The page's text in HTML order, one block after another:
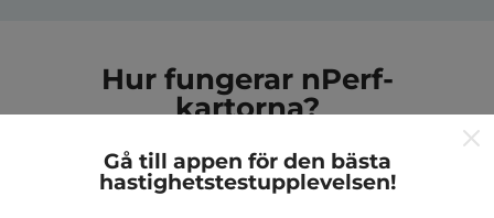
Hur fungerar nPerf-
kartorna?
Gå till appen för den bästa
hastighetstestupplevelsen!